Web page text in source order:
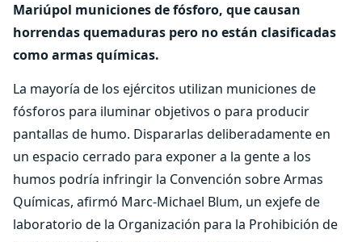
Mariúpol municiones de fósforo, que causan
horrendas quemaduras pero no están clasificadas
como armas químicas.
La mayoría de los ejércitos utilizan municiones de
fósforos para iluminar objetivos o para producir
pantallas de humo. Dispararlas deliberadamente en
un espacio cerrado para exponer a la gente a los
humos podría infringir la Convención sobre Armas
Químicas, afirmó Marc-Michael Blum, un exjefe de
laboratorio de la Organización para la Prohibición de